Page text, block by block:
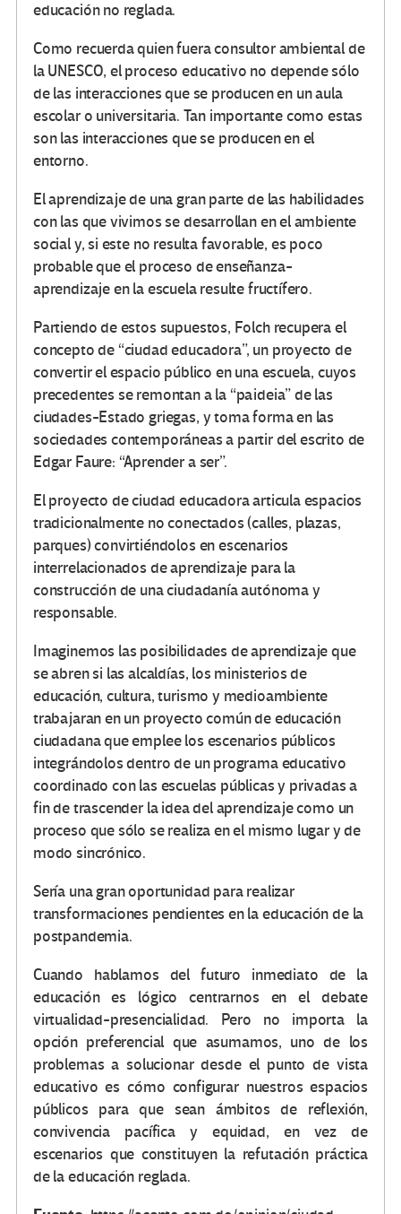
educación no reglada.
Como recuerda quien fuera consultor ambiental de
la UNESCO, el proceso educativo no depende sólo
de las interacciones que se producen en un aula
escolar o universitaria. Tan importante como estas
son las interacciones que se producen en el
entorno.
El aprendizaje de una gran parte de las habilidades
con las que vivimos se desarrollan en el ambiente
social y, si este no resulta favorable, es poco
probable que el proceso de enseñanza-
aprendizaje en la escuela resulte fructífero.
Partiendo de estos supuestos, Folch recupera el
concepto de “ciudad educadora”, un proyecto de
convertir el espacio público en una escuela, cuyos
precedentes se remontan a la “paideia” de las
ciudades-Estado griegas, y toma forma en las
sociedades contemporáneas a partir del escrito de
Edgar Faure: “Aprender a ser”.
El proyecto de ciudad educadora articula espacios
tradicionalmente no conectados (calles, plazas,
parques) convirtiéndolos en escenarios
interrelacionados de aprendizaje para la
construcción de una ciudadanía autónoma y
responsable.
Imaginemos las posibilidades de aprendizaje que
se abren si las alcaldías, los ministerios de
educación, cultura, turismo y medioambiente
trabajaran en un proyecto común de educación
ciudadana que emplee los escenarios públicos
integrándolos dentro de un programa educativo
coordinado con las escuelas públicas y privadas a
fin de trascender la idea del aprendizaje como un
proceso que sólo se realiza en el mismo lugar y de
modo sincrónico.
Sería una gran oportunidad para realizar
transformaciones pendientes en la educación de la
postpandemia.
Cuando hablamos del futuro inmediato de la
educación es lógico centrarnos en el debate
virtualidad-presencialidad. Pero no importa la
opción preferencial que asumamos, uno de los
problemas a solucionar desde el punto de vista
educativo es cómo configurar nuestros espacios
públicos para que sean ámbitos de reflexión,
convivencia pacífica y equidad, en vez de
escenarios que constituyen la refutación práctica
de la educación reglada.